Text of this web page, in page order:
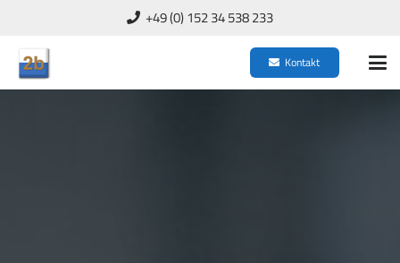
+49 (0) 152 34 538 233
Kontakt